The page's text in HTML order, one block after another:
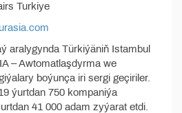
Turkiye
aralygynda Türkiýäniň Istambul
– Awtomatlaşdyrma we
boýunça iri sergi geçiriler.
ýurtdan 750 kompaniýa
41 000 adam zyýarat etdi.